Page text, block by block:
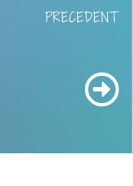
PRECEDENT